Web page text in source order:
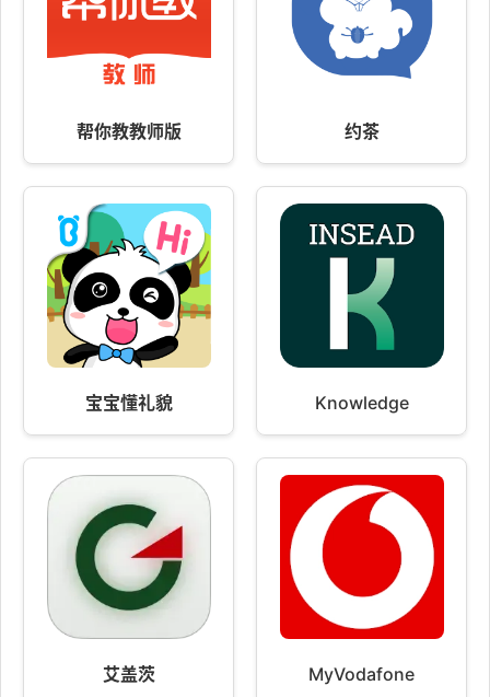
帮你教教师版 约茶
宝宝懂礼貌 Knowledge
艾盖茨 MyVodafone